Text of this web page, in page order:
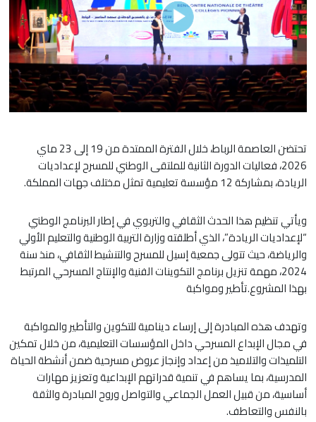
تحتضن العاصمة الرباط، خلال الفترة الممتدة من 19 إلى 23 ماي
2026، فعاليات الدورة الثانية للملتقى الوطني للمسرح لإعداديات
الريادة، بمشاركة 12 مؤسسة تعليمية تمثل مختلف جهات المملكة.
ويأتي تنظيم هذا الحدث الثقافي والتربوي في إطار البرنامج الوطني
“لإعداديات الريادة”، الذي أطلقته وزارة التربية الوطنية والتعليم الأولي
والرياضة، حيث تتولى جمعية إسيل للمسرح والتنشيط الثقافي، منذ سنة
2024، مهمة تنزيل برنامج التكوينات الفنية والإنتاج المسرحي المرتبط
بهذا المشروع.تأطير ومواكبة
وتهدف هذه المبادرة إلى إرساء دينامية للتكوين والتأطير والمواكبة
في مجال الإبداع المسرحي داخل المؤسسات التعليمية، من خلال تمكين
التلميذات والتلاميذ من إعداد وإنجاز عروض مسرحية ضمن أنشطة الحياة
المدرسية، بما يساهم في تنمية قدراتهم الإبداعية وتعزيز مهارات
أساسية، من قبيل العمل الجماعي والتواصل وروح المبادرة والثقة
بالنفس والتعاطف.